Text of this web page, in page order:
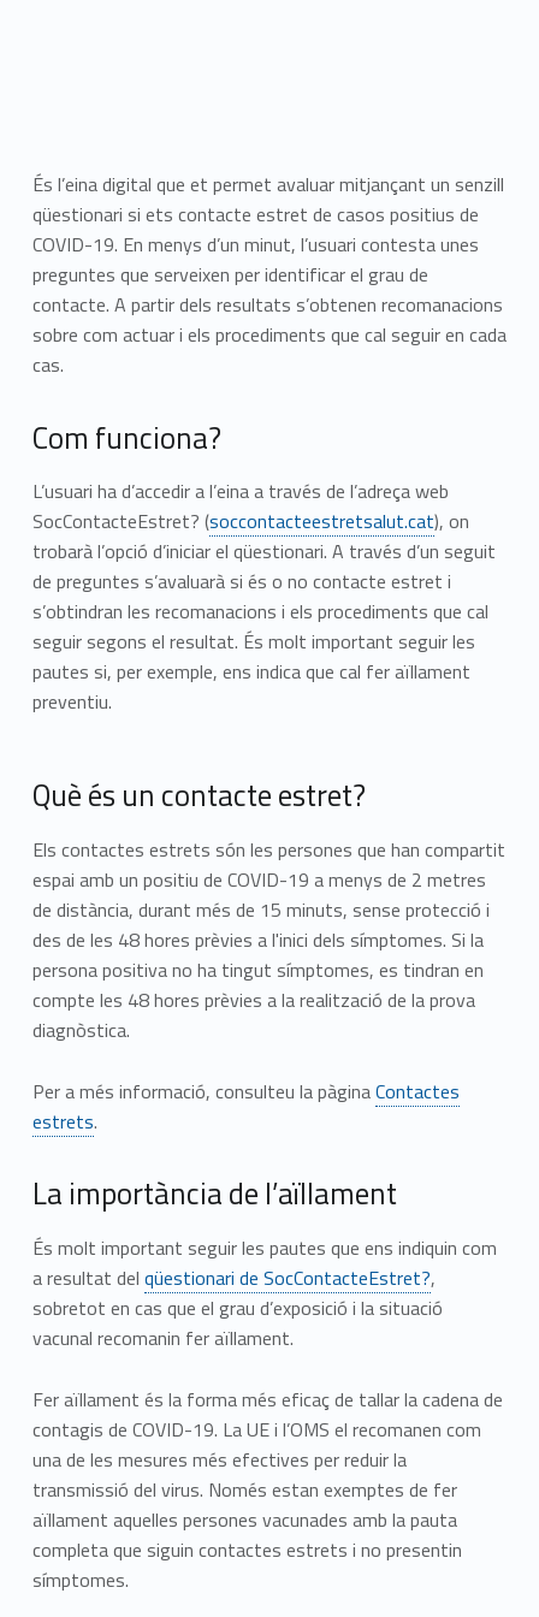
És l’eina digital que et permet avaluar mitjançant un senzill
qüestionari si ets contacte estret de casos positius de
COVID-19. En menys d’un minut, l’usuari contesta unes
preguntes que serveixen per identificar el grau de
contacte. A partir dels resultats s’obtenen recomanacions
sobre com actuar i els procediments que cal seguir en cada
cas.
Com funciona?
L’usuari ha d’accedir a l’eina a través de l’adreça web
SocContacteEstret? (soccontacteestretsalut.cat), on
trobarà l’opció d’iniciar el qüestionari. A través d’un seguit
de preguntes s’avaluarà si és o no contacte estret i
s’obtindran les recomanacions i els procediments que cal
seguir segons el resultat. És molt important seguir les
pautes si, per exemple, ens indica que cal fer aïllament
preventiu.
Què és un contacte estret?
Els contactes estrets són les persones que han compartit
espai amb un positiu de COVID-19 a menys de 2 metres
de distància, durant més de 15 minuts, sense protecció i
des de les 48 hores prèvies a l'inici dels símptomes. Si la
persona positiva no ha tingut símptomes, es tindran en
compte les 48 hores prèvies a la realització de la prova
diagnòstica.
Per a més informació, consulteu la pàginaContactes
estrets.
La importància de l’aïllament
És molt important seguir les pautes que ens indiquin com
a resultat del qüestionari de SocContacteEstret?,
sobretot en cas que el grau d’exposició i la situació
vacunal recomanin fer aïllament.
Fer aïllament és la forma més eficaç de tallar la cadena de
contagis de COVID-19. La UE i l’OMS el recomanen com
una de les mesures més efectives per reduir la
transmissió del virus. Només estan exemptes de fer
aïllament aquelles persones vacunades amb la pauta
completa que siguin contactes estrets i no presentin
símptomes.